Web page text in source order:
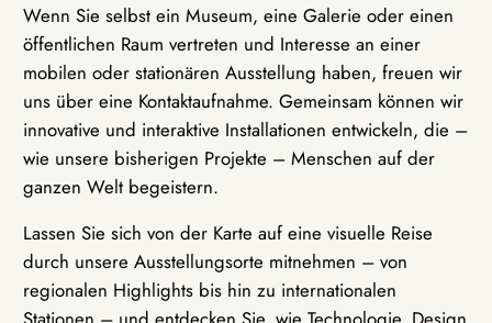
Wenn Sie selbst ein Museum, eine Galerie oder einen
öffentlichen Raum vertreten und Interesse an einer
mobilen oder stationären Ausstellung haben, freuen wir
uns über eine Kontaktaufnahme. Gemeinsam können wir
innovative und interaktive Installationen entwickeln, die –
wie unsere bisherigen Projekte – Menschen auf der
ganzen Welt begeistern.
Lassen Sie sich von der Karte auf eine visuelle Reise
durch unsere Ausstellungsorte mitnehmen – von
regionalen Highlights bis hin zu internationalen